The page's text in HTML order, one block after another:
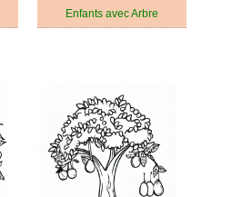
Enfants avec Arbre